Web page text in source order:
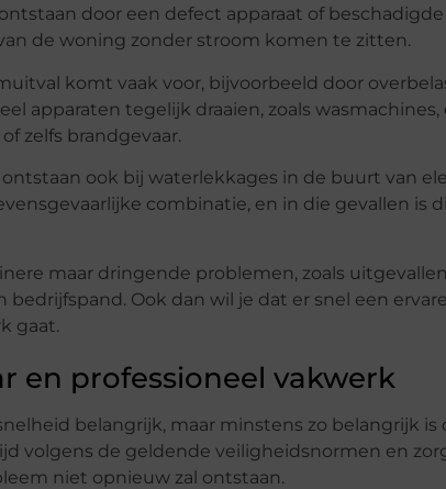
door een defect apparaat of
de woning zonder stroom komen te zitten.
komt vaak voor, bijvoorbeeld door
apparaten tegelijk draaien, zoals wasmachines,
zelfs brandgevaar.
ontstaan ook bij waterlekkages in de buurt van
combinatie, en in die gevallen is
maar dringende problemen, zoals
bedrijfspand. Ook dan wil je dat er snel een
gaat.
en professioneel vakwerk
belangrijk, maar minstens zo belangrijk
volgens de geldende veiligheidsnormen en
niet opnieuw zal ontstaan.